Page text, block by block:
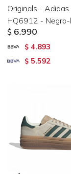
Originals -
HQ6912 -
$ 6.990
$ 4.893
$ 5.592